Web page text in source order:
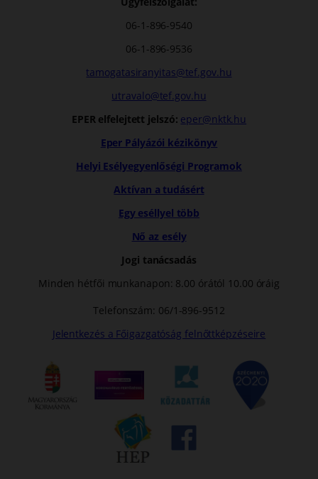
06-1-896-9540
06-1-896-9536
tamogatasiranyitas@tef.gov.hu
utravalo@tef.gov.hu
EPER elfelejtett jelszó: eper@nktk.hu
Eper Pályázói kézikönyv
Helyi Esélyegyenlőségi Programok
Aktívan a tudásért
Egy eséllyel több
Nő az esély
Jogi tanácsadás
Minden hétfői munkanapon: 8.00 órától 10.00 óráig
Telefonszám: 06/1-896-9512
Jelentkezés a Főigazgatóság felnőttképzéseire